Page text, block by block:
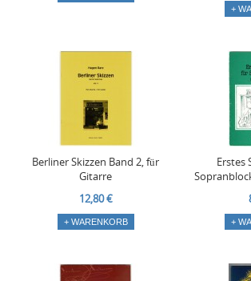
+
Berliner Skizzen Band 2, für
Gitarre
12,80 €
+ WARENKORB
Erstes
+